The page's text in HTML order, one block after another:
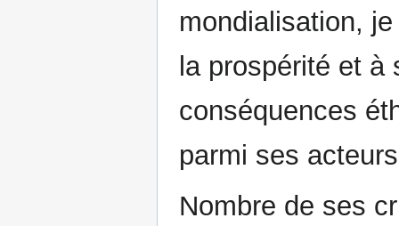
mondialisation,
la prospérité et
conséquences
parmi ses
Nombre de ses